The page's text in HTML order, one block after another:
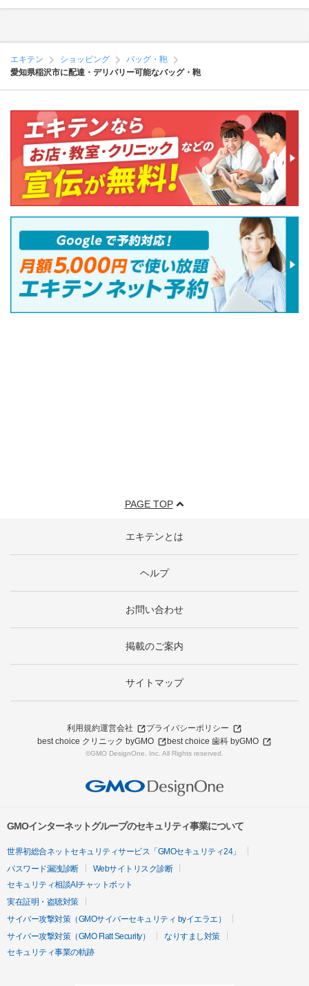
エキテン ショッピング
バッグ・鞄
愛知県稲沢市に配達・デリバリー可能なバッグ・鞄
PAGE TOP
エキテンとは
ヘルプ
お問い合わせ
掲載のご案内
サイトマップ
利用規約運営会社
プライバシーポリシー
best choice クリニック byGMO
best choice 歯科 byGMO
©GMO DesignOne, Inc. All Rights reserved.
GMOインターネットグループのセキュリティ事業について
世界初総合ネットセキュリティサービス「GMOセキュリティ24」
パスワード漏洩診断
Webサイトリスク診断
セキュリティ相談AIチャットボット
実在証明・盗聴対策
サイバー攻撃対策（GMOサイバーセキュリティ byイエラエ）
サイバー攻撃対策（GMO Flatt Security）
なりすまし対策
セキュリティ事業の軌跡